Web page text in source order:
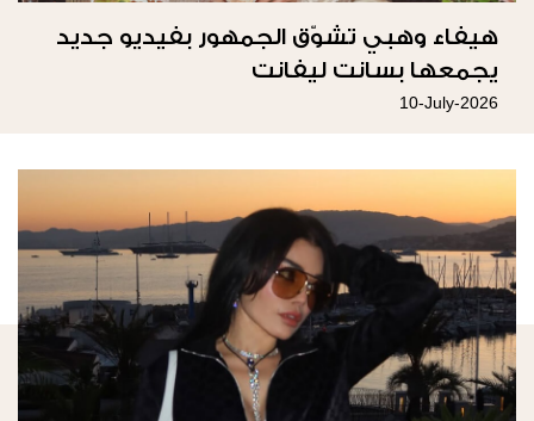
هيفاء وهبي تشوّق الجمهور بفيديو جديد
يجمعها بسانت ليفانت
10-July-2026